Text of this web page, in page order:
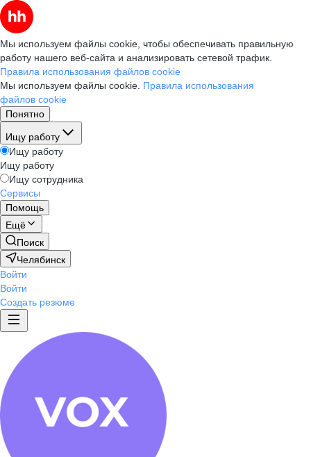
Мы используем файлы cookie, чтобы обеспечивать правильную
работу нашего веб-сайта и анализировать сетевой трафик.
Правила использования файлов cookie
Мы используем файлы cookie. Правила использования
файлов cookie
Понятно
Ищу работу
Ищу работу
Ищу работу
Ищу сотрудника
Сервисы
Помощь
Ещё
Поиск
Челябинск
Войти
Войти
Создать резюме